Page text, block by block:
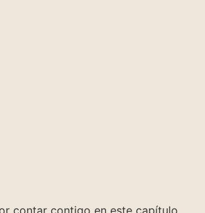
contar contigo en este capítulo